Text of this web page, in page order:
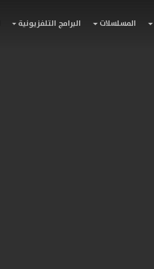
المسلسلات البرامج التلفزيونية